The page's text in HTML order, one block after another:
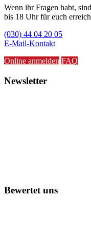
Wenn ihr Fragen habt,
bis 18 Uhr für euch
(030) 44 04 20 05
E-Mail-Kontakt
Online anmelden FAQ
Newsletter
Bewertet uns